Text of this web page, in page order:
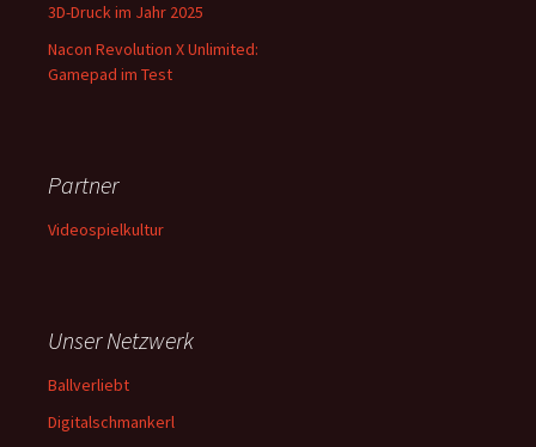
3D-Druck im Jahr 2025
Nacon Revolution X Unlimited:
Gamepad im Test
Partner
Videospielkultur
Unser Netzwerk
Ballverliebt
Digitalschmankerl